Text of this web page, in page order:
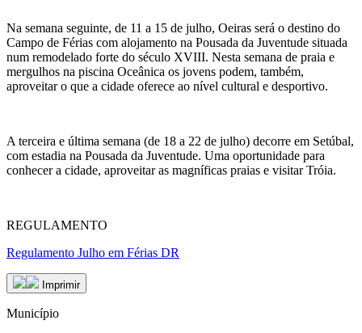
Na semana seguinte, de 11 a 15 de julho, Oeiras será o destino do
Campo de Férias com alojamento na Pousada da Juventude situada
num remodelado forte do século XVIII. Nesta semana de praia e
mergulhos na piscina Oceânica os jovens podem, também,
aproveitar o que a cidade oferece ao nível cultural e desportivo.
A terceira e última semana (de 18 a 22 de julho) decorre em Setúbal,
com estadia na Pousada da Juventude. Uma oportunidade para
conhecer a cidade, aproveitar as magníficas praias e visitar Tróia.
REGULAMENTO
Regulamento Julho em Férias DR
Imprimir
Município